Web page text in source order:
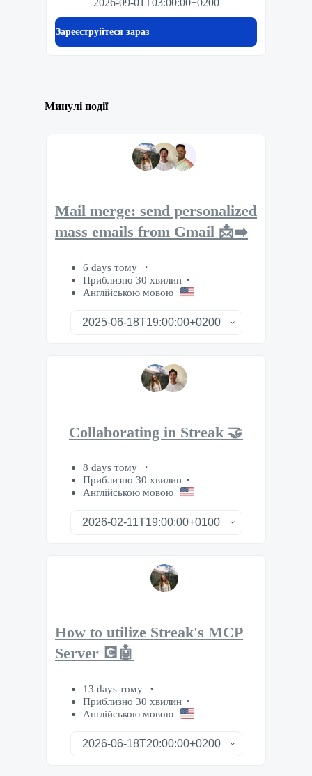
2026-09-01T03:00:00+0200
Зареєструйтеся зараз
Минулі події
Mail merge: send personalized
mass emails from Gmail 📩➡️
6 days тому
Приблизно 30 хвилин
Англійською мовою
Collaborating in Streak 🤝
8 days тому
Приблизно 30 хвилин
Англійською мовою
How to utilize Streak's MCP
Server 💽🤖
13 days тому
Приблизно 30 хвилин
Англійською мовою